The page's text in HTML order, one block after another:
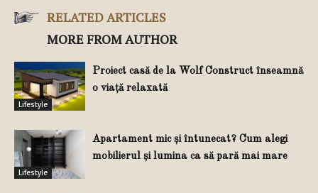
RELATED ARTICLES
MORE FROM AUTHOR
Lifestyle
Proiect casă de la Wolf Construct înseamnă
o viață relaxată
Lifestyle
Apartament mic și întunecat? Cum alegi
mobilierul și lumina ca să pară mai mare